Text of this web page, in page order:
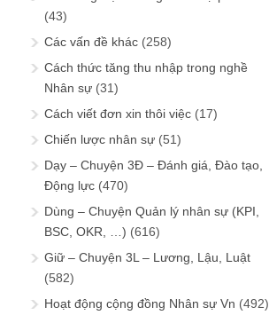
(43)
Các vấn đề khác (258)
Cách thức tăng thu nhập trong nghề
Nhân sự (31)
Cách viết đơn xin thôi việc (17)
Chiến lược nhân sự (51)
Dạy – Chuyện 3Đ – Đánh giá, Đào tạo,
Động lực (470)
Dùng – Chuyện Quản lý nhân sự (KPI,
BSC, OKR, …) (616)
Giữ – Chuyện 3L – Lương, Lậu, Luật
(582)
Hoạt động cộng đồng Nhân sự Vn (492)